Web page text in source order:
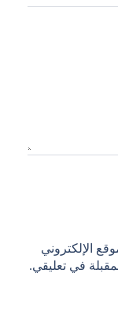
الإلكتروني
في تعليقي.